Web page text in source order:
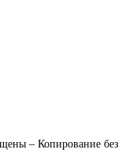
– Копирование без